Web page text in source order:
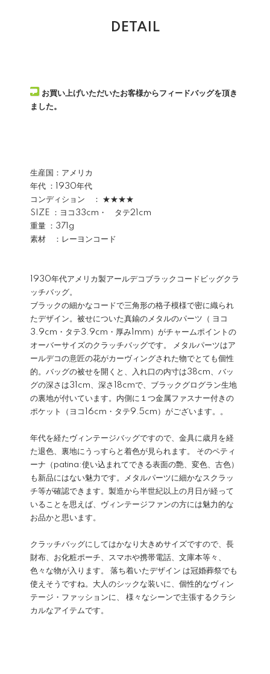
DETAIL
お買い上げいただいたお客様からフィードバッグを頂き
ました。
生産国：アメリカ
年代 ：1930年代
コンディション ： ★★★★
SIZE ：ヨコ33cm・ タテ21cm
重量 ：371g
素材 ：レーヨンコード
1930年代アメリカ製アールデコブラックコードビッグクラ
ッチバッグ。
ブラックの細かなコードで三角形の格子模様で密に織られ
たデザイン。被せについた真鍮のメタルのパーツ（ ヨコ
3.9cm・タテ3.9cm・厚み1mm）がチャームポイントの
オーバーサイズのクラッチバッグです。 メタルパーツはア
ールデコの意匠の花がカーヴィングされた物でとても個性
的。バッグの被せを開くと、入れ口の内寸は38cm、バッ
グの深さは31cm、深さ18cmで、ブラックグログラン生地
の裏地が付いています。内側に１つ金属ファスナー付きの
ポケット（ヨコ16cm・タテ9.5cm）がございます。。
年代を経たヴィンテージバッグですので、金具に歳月を経
た退色、裏地にうっすらと着色が見られます。 そのペティ
ーナ（patina:使い込まれてできる表面の艶、変色、古色）
も新品にはない魅力です。メタルパーツに細かなスクラッ
チ等が確認できます。製造から半世紀以上の月日が経って
いることを思えば、ヴィンテージファンの方には魅力的な
お品かと思います。
クラッチバッグにしてはかなり大きめサイズですので、長
財布、お化粧ポーチ、スマホや携帯電話、文庫本等々、
色々な物が入ります。 落ち着いたデザイン は冠婚葬祭でも
使えそうですね。大人のシックな装いに、個性的なヴィン
テージ・ファッションに、 様々なシーンで主張するクラシ
カルなアイテムです。